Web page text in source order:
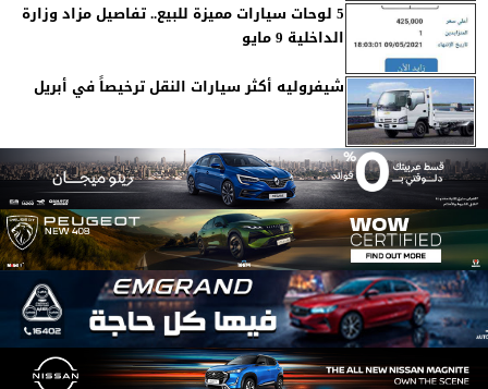
5 لوحات سيارات مميزة للبيع.. تفاصيل مزاد وزارة
الداخلية 9 مايو
شيفروليه أكثر سيارات النقل ترخيصاً في أبريل